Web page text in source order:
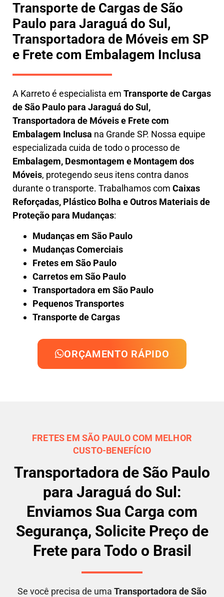
Transporte de Cargas de São
Paulo para Jaraguá do Sul,
Transportadora de Móveis em SP
e Frete com Embalagem Inclusa
A Karretoé especialista em Transporte de Cargas
de São Paulo para Jaraguá do Sul,
Transportadora de Móveis e Frete com
Embalagem Inclusa na Grande SP. Nossa equipe
especializada cuida de todo o processo de
Embalagem, Desmontagem e Montagem dos
Móveis, protegendo seus itens contra danos
durante o transporte. Trabalhamos com Caixas
Reforçadas, Plástico Bolha e Outros Materiais de
Proteção para Mudanças:
Mudanças em São Paulo
Mudanças Comerciais
Fretes em São Paulo
Carretos em São Paulo
Transportadora em São Paulo
Pequenos Transportes
Transporte de Cargas
ORÇAMENTO RÁPIDO
FRETES EM SÃO PAULO COM MELHOR
CUSTO-BENEFÍCIO
Transportadora de São Paulo
para Jaraguá do Sul:
Enviamos Sua Carga com
Segurança, Solicite Preço de
Frete para Todo o Brasil
Se você precisa de uma Transportadora de São